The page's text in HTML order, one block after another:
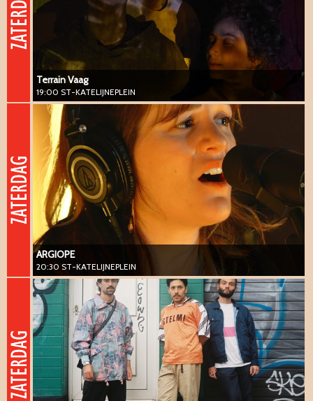
Terrain Vaag
19:00 ST-KATELIJNEPLEIN
ARGIOPE
20:30 ST-KATELIJNEPLEIN
ARGIOPE
20:30 ST-KATELIJNEPLEIN
#vanguard #jazz #vocal #melancholic #barok
FLOSS
22:00 ST-KATELIJNEPLEIN
#vanguard #jazz #electronic #groove